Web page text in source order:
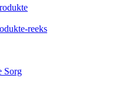
reeks
Sorg